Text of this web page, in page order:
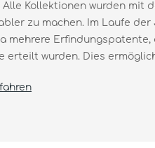
Alle Kollektionen wurden mit
zu machen. Im Laufe
mehrere
erteilt wurden. Dies